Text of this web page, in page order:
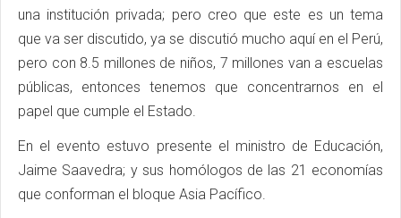
una institución privada; pero creo que este es un tema
que va ser discutido, ya se discutió mucho aquí en el Perú,
pero con 8.5 millones de niños, 7 millones van a escuelas
públicas, entonces tenemos que concentrarnos en el
papel que cumple el Estado.
En el evento estuvo presente el ministro de Educación,
Jaime Saavedra; y sus homólogos de las 21 economías
que conforman el bloque Asia Pacífico.